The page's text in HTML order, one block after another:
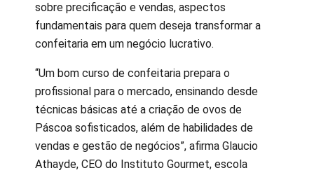
sobre precificação e vendas, aspectos
fundamentais para quem deseja transformar a
confeitaria em um negócio lucrativo.
“Um bom curso de confeitaria prepara o
profissional para o mercado, ensinando desde
técnicas básicas até a criação de ovos de
Páscoa sofisticados, além de habilidades de
vendas e gestão de negócios”, afirma Glaucio
Athayde, CEO do Instituto Gourmet, escola